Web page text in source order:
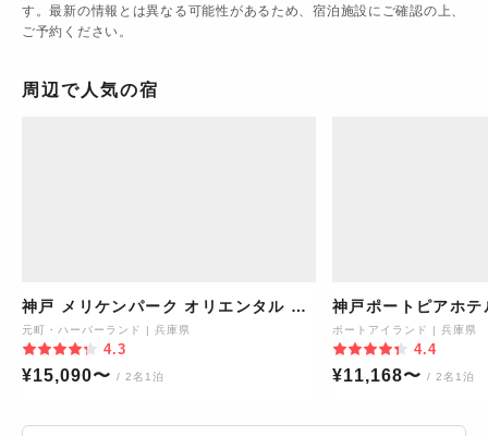
す。最新の情報とは異なる可能性があるため、宿泊施設にご確認の上、
ご予約ください。
周辺で人気の宿
神戸 メリケンパーク オリエンタル ホ
テル
元町・ハーバーランド | 兵庫県
4.3
¥15,090〜 / 2名1泊
神戸ポートピアホテ
ポートアイランド | 兵庫県
4.4
¥11,168〜 / 2名1泊